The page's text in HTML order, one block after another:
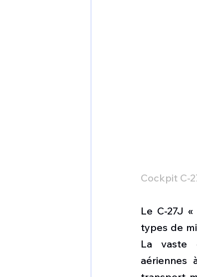
Cockpit C-
Le C-27J
types de
La vaste
aériennes